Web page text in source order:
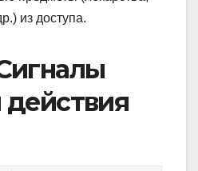
из доступа.
действия